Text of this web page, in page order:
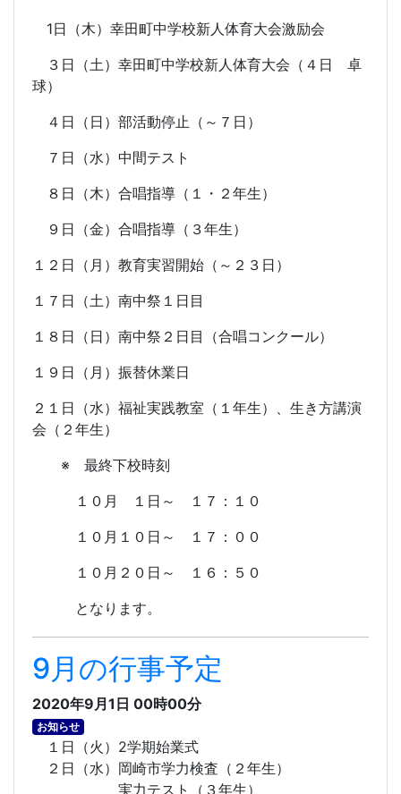
1日（木）幸田町中学校新人体育大会激励会
３日（土）幸田町中学校新人体育大会（４日 卓
球）
４日（日）部活動停止（～７日）
７日（水）中間テスト
８日（木）合唱指導（１・２年生）
９日（金）合唱指導（３年生）
１２日（月）教育実習開始（～２３日）
１７日（土）南中祭１日目
１８日（日）南中祭２日目（合唱コンクール）
１９日（月）振替休業日
２１日（水）福祉実践教室（１年生）、生き方講演
会（２年生）
※ 最終下校時刻
１０月 １日～ １７：１０
１０月１０日～ １７：００
１０月２０日～ １６：５０
となります。
9月の行事予定
2020年9月1日 00時00分
お知らせ
１日（火）2学期始業式
２日（水）岡崎市学力検査（２年生）
実力テスト（３年生）